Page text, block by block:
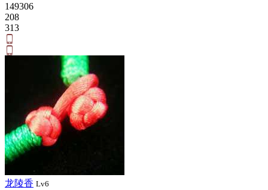
149306
208
313
龙陵香 Lv6